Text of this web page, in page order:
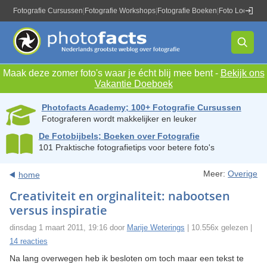
Fotografie Cursussen Fotografie Workshops Fotografie Boeken Foto Locaties
Maak deze zomer foto's waar je écht blij mee bent - Bekijk ons
Vakantie Doeboek
Photofacts Academy; 100+ Fotografie Cursussen
Fotograferen wordt makkelijker en leuker
De Fotobijbels; Boeken over Fotografie
101 Praktische fotografietips voor betere foto's
home Meer:Overige
Creativiteit en orginaliteit: nabootsen
versus inspiratie
dinsdag 1 maart 2011, 19:16 door Marije Weterings | 10.556x gelezen |
14 reacties
Na lang overwegen heb ik besloten om toch maar een tekst te